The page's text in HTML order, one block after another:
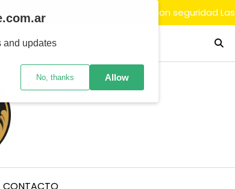
medirte para comprar con seguridad
and updates
No, thanks Allow